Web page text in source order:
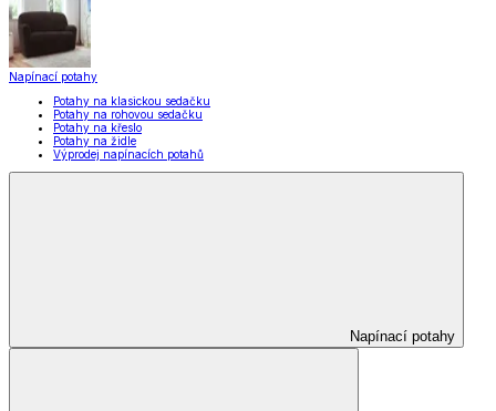
Napínací potahy
Potahy na klasickou sedačku
Potahy na rohovou sedačku
Potahy na křeslo
Potahy na židle
Výprodej napínacích potahů
Napínací potahy